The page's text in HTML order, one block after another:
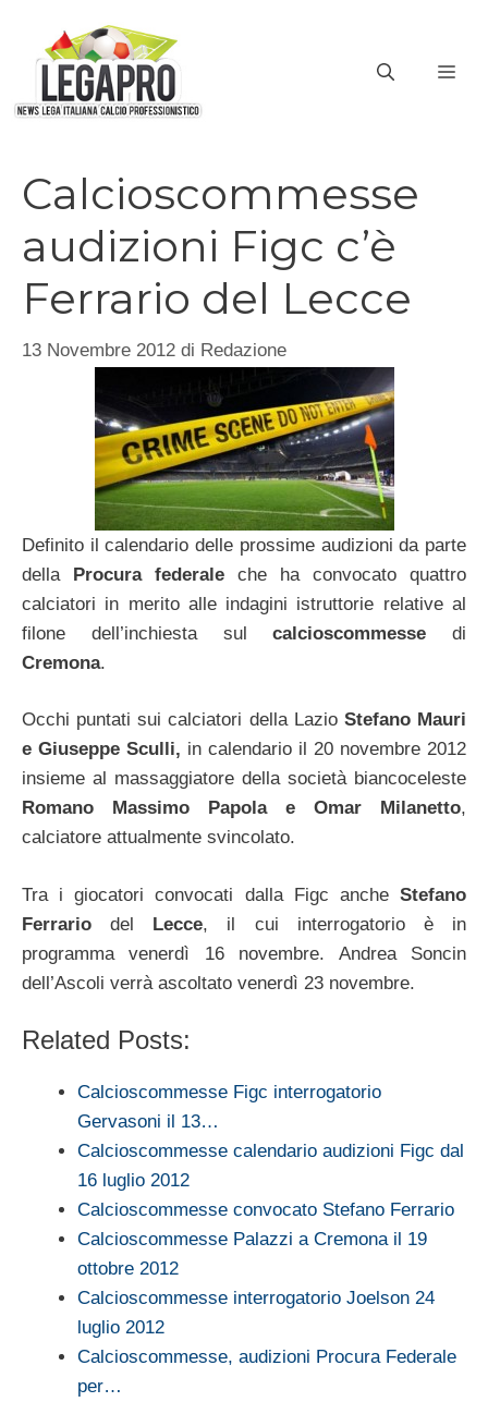
contenuto
Calcioscommesse
audizioni Figc c’è
Ferrario del Lecce
13 Novembre 2012 di Redazione
Definito il calendario delle prossime audizioni da parte
della Procura federale che ha convocato quattro
calciatori in merito alle indagini istruttorie relative al
filone dell’inchiesta sulcalcioscommesse di
Cremona.
Occhi puntati sui calciatori della LazioStefano Mauri
e Giuseppe Sculli, in calendario il 20 novembre 2012
insieme al massaggiatore della società biancoceleste
Romano Massimo Papola e Omar Milanetto,
calciatore attualmente svincolato.
Tra i giocatori convocati dalla Figc anche Stefano
Ferrario del Lecce, il cui interrogatorio è in
programma venerdì 16 novembre. Andrea Soncin
dell’Ascoli verrà ascoltato venerdì 23 novembre.
Related Posts:
Calcioscommesse Figc interrogatorio
Gervasoni il 13…
Calcioscommesse calendario audizioni Figc dal
16 luglio 2012
Calcioscommesse convocato Stefano Ferrario
Calcioscommesse Palazzi a Cremona il 19
ottobre 2012
Calcioscommesse interrogatorio Joelson 24
luglio 2012
Calcioscommesse, audizioni Procura Federale
per…